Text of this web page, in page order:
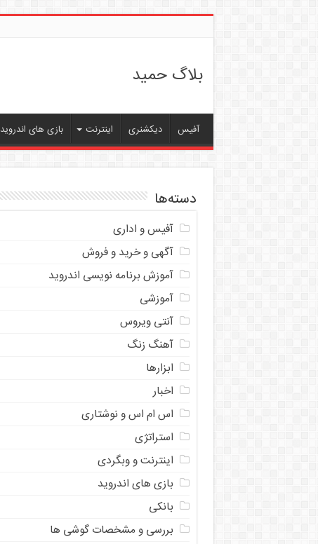
بلاگ حمید
آفیس دیکشنری اینترنت بازی های اندروید
دسته‌ها
آفیس و اداری
آگهی و خرید و فروش
آموزش برنامه نویسی اندروید
آموزشی
آنتی ویروس
آهنگ زنگ
ابزارها
اخبار
اس ام اس و نوشتاری
استراتژی
اینترنت و وبگردی
بازی های اندروید
بانکی
بررسی و مشخصات گوشی ها